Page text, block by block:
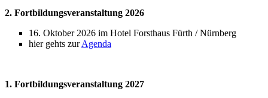
2. Fortbildungsveranstaltung 2026
16. Oktober 2026 im Hotel Forsthaus Fürth / Nürnberg
hier gehts zurAgenda
1. Fortbildungsveranstaltung 2027